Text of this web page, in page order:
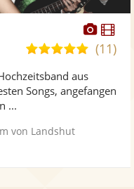
5,0
5
Sternen
(11)
aus
Songs, angefangen
...
von Landshut